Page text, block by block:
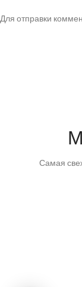
Для отправки
Самая